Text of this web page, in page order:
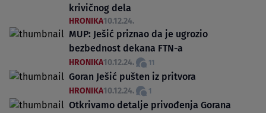
krivičnog dela
HRONIKA10.12.24.
MUP: Ješić priznao da je ugrozio
bezbednost dekana FTN-a
HRONIKA10.12.24. 11
Goran Ješić pušten iz pritvora
HRONIKA10.12.24. 1
Otkrivamo detalje privođenja Gorana